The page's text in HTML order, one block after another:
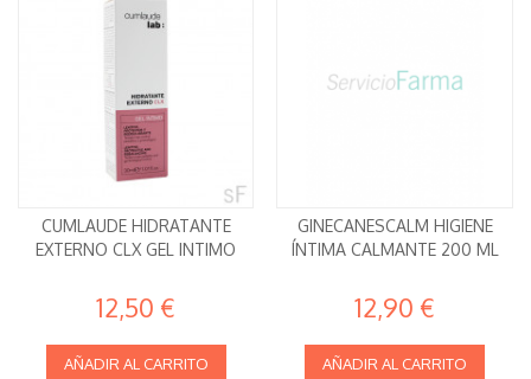
CUMLAUDE HIDRATANTE
EXTERNO CLX GEL INTIMO
12,50 €
AÑADIR AL CARRITO
GINECANESCALM HIGIENE
ÍNTIMA CALMANTE 200 ML
12,90 €
AÑADIR AL CARRITO